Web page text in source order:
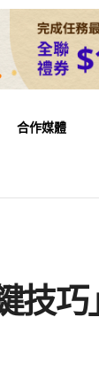
合作媒體
技